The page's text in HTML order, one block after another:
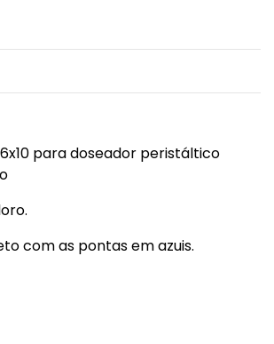
6x10 para doseador peristáltico
com as pontas em azuis.